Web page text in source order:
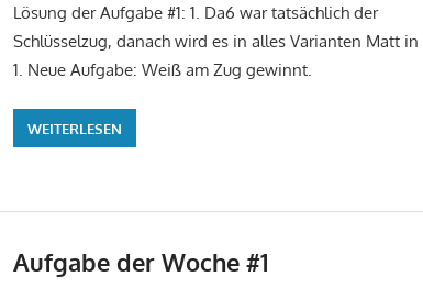
Lösung der Aufgabe #1: 1. Da6 war tatsächlich der
Schlüsselzug, danach wird es in alles Varianten Matt in
1. Neue Aufgabe: Weiß am Zug gewinnt.
WEITERLESEN
Aufgabe der Woche #1